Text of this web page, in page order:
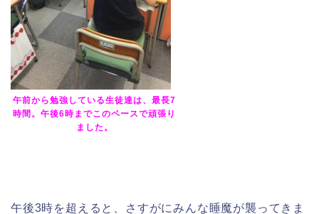
午前から勉強している生徒達は、最長7
時間。午後6時までこのペースで頑張り
ました。
午後3時を超えると、さすがにみんな睡魔が襲ってきま